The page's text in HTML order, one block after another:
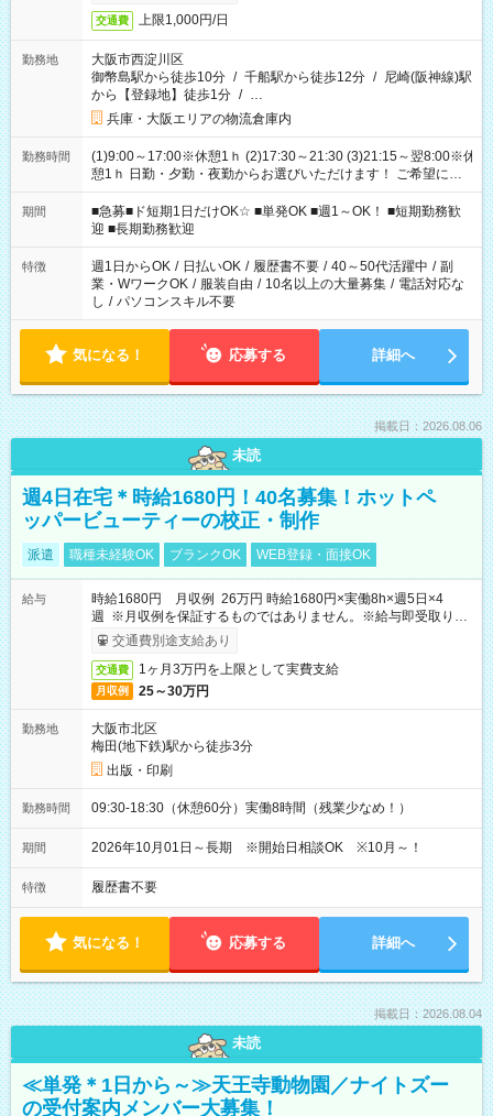
交通費 上限1,000円/日
勤務地
大阪市西淀川区
御幣島駅から徒歩10分 / 千船駅から徒歩12分 / 尼崎(阪神線)駅
から【登録地】徒歩1分 / …
兵庫・大阪エリアの物流倉庫内
勤務時間
(1)9:00～17:00※休憩1ｈ (2)17:30～21:30 (3)21:15～翌8:00※休
憩1ｈ 日勤・夕勤・夜勤からお選びいただけます！ ご希望に合
わせて働けるお仕事です(*^^*) 【その他選べる勤務時間】 8-17
時/9-17時/9-18時/10-18時/11-21時/18-22時/20-翌4時/21-翌5
時/22-翌6時/0-翌8時 ご自身のご都合で選んで頂ける完全自由シ
フト！
期間
■急募■ド短期1日だけOK☆ ■単発OK ■週1～OK！ ■短期勤務歓
迎 ■長期勤務歓迎
特徴 週1日からOK / 日払いOK / 履歴書不要 / 40～50代活躍中 / 副
業・WワークOK / 服装自由 / 10名以上の大量募集 / 電話対応な
し / パソコンスキル不要
気になる！ 応募する 詳細へ
掲載日：2026.08.06
未読
週4日在宅＊時給1680円！40名募集！ホットペ
ッパービューティーの校正・制作
派遣 職種未経験OK ブランクOK WEB登録・面接OK
給与
時給1680円 月収例 26万円 時給1680円×実働8h×週5日×4
週 ※月収例を保証するものではありません。※給与即受取りサ
ービス利用可（利用条件有）
交通費別途支給あり
交通費 1ヶ月3万円を上限として実費支給
月収例 25～30万円
勤務地
大阪市北区
梅田(地下鉄)駅から徒歩3分
出版・印刷
勤務時間 09:30-18:30（休憩60分）実働8時間（残業少なめ！）
期間 2026年10月01日～長期 ※開始日相談OK ※10月～！
特徴 履歴書不要
気になる！ 応募する 詳細へ
掲載日：2026.08.04
未読
≪単発＊1日から～≫天王寺動物園／ナイトズー
の受付案内メンバー大募集！